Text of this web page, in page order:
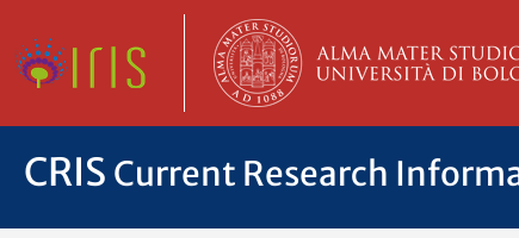
CRIS Current Research